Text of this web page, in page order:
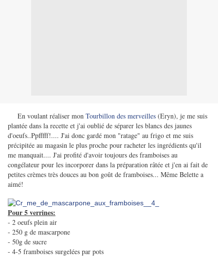
En voulant réaliser mon Tourbillon des merveilles (Eryn), je me suis
plantée dans la recette et j'ai oublié de séparer les blancs des jaunes
d'oeufs..Ppfffff!.... J'ai donc gardé mon "ratage" au frigo et me suis
précipitée au magasin le plus proche pour racheter les ingrédients qu'il
me manquait.... J'ai profité d'avoir toujours des framboises au
congélateur pour les incorporer dans la préparation râtée et j'en ai fait de
petites crèmes très douces au bon goût de framboises... Même Belette a
aimé!
Pour 5 verrines:
- 2 oeufs plein air
- 250 g de mascarpone
- 50g de sucre
- 4-5 framboises surgelées par pots